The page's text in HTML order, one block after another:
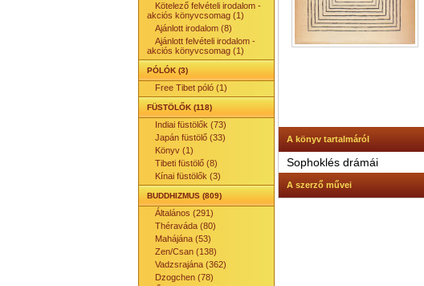
Kötelező felvételi irodalom -
akciós könyvcsomag (1)
Ajánlott irodalom (8)
Ajánlott felvételi irodalom -
akciós könyvcsomag (1)
PÓLÓK (3)
Free Tibet póló (1)
FÜSTÖLŐK (118)
Indiai füstölők (73)
Japán füstölő (33)
Könyv (1)
Tibeti füstölő (8)
Kínai füstölők (3)
BUDDHIZMUS (809)
Általános (291)
Théraváda (80)
Mahájána (53)
Zen/Csan (138)
Vadzsrajána (362)
Dzogchen (78)
A könyv tartalmáról
Sophoklés drámái
A szerző művei